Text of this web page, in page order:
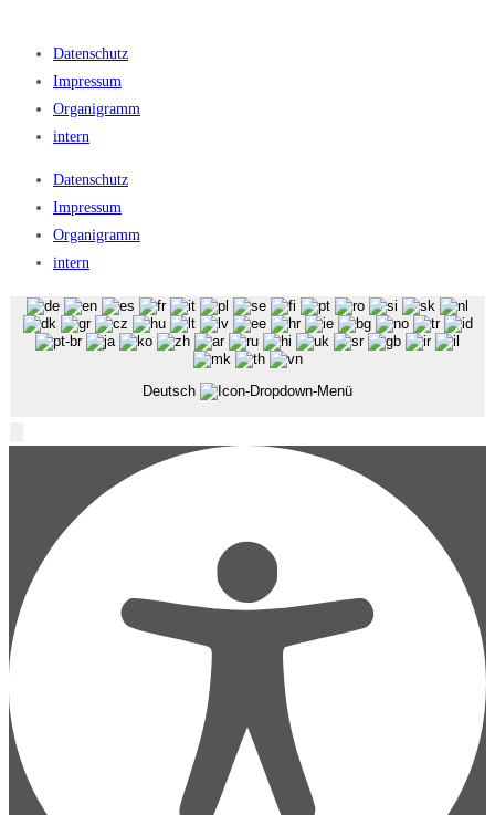
Datenschutz
Impressum
Organigramm
intern
Datenschutz
Impressum
Organigramm
intern
Deutsch